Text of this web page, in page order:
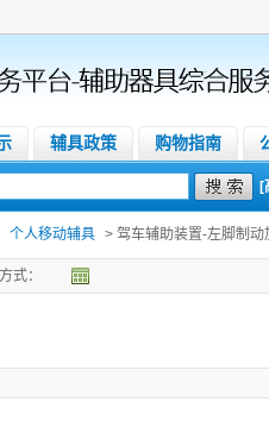
辅具政策 购物指南
[
个人移动辅具 > 驾车辅助装置-左脚制动
式：